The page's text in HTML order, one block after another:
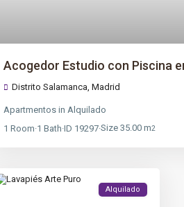
Acogedor Estudio con Piscina
Distrito Salamanca,Madrid
Apartmentos inAlquilado
1 Room·1 Bath·ID 19297·Size35.00 m2
Alquilado